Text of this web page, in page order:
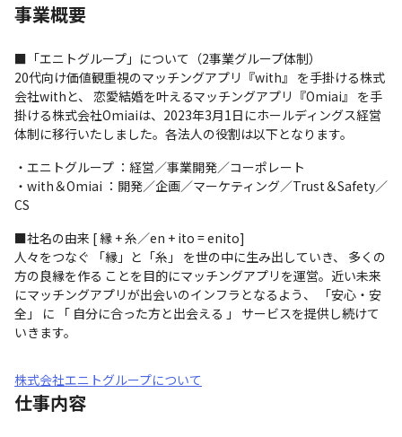
事業概要
■「エニトグループ」について（2事業グループ体制）
20代向け価値観重視のマッチングアプリ『with』 を手掛ける株式
会社withと、 恋愛結婚を叶えるマッチングアプリ『Omiai』 を手
掛ける株式会社Omiaiは、2023年3月1日にホールディングス経営
体制に移行いたしました。各法人の役割は以下となります。
・エニトグループ ：経営／事業開発／コーポレート
・with＆Omiai ：開発／企画／マーケティング／Trust＆Safety／
CS
■社名の由来 [ 縁 + 糸／en + ito = enito]
人々をつなぐ 「縁」と「糸」 を世の中に生み出していき、 多くの
方の良縁を作る ことを目的にマッチングアプリを運営。近い未来
にマッチングアプリが出会いのインフラとなるよう、 「安心・安
全」 に 「 自分に合った方と出会える 」 サービスを提供し続けて
いきます。
株式会社エニトグループについて
仕事内容